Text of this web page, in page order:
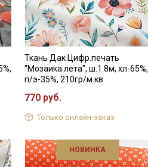
Ткань Дак Цифр.печать
"Мозаика лета", ш.1.8м, хл-65%,
п/э-35%, 210гр/м.кв
770 руб.
Только онлайн-заказ
НОВИНКА